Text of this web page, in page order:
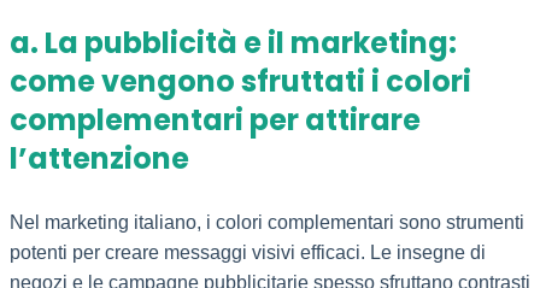
a. La pubblicità e il marketing:
come vengono sfruttati i colori
complementari per attirare
l’attenzione
Nel marketing italiano, i colori complementari sono strumenti
potenti per creare messaggi visivi efficaci. Le insegne di
negozi e le campagne pubblicitarie spesso sfruttano contrasti